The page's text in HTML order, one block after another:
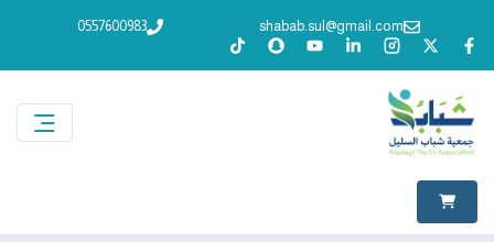
shabab.sul@gmail.com
0557600983